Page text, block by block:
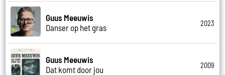
Guus Meeuwis
Danser op het gras
2023
Guus Meeuwis
Dat komt door jou
2009